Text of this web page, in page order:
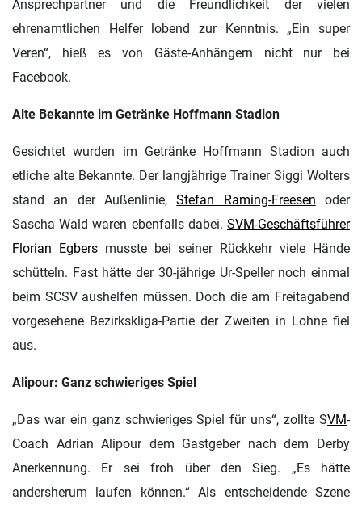
Ansprechpartner und die Freundlichkeit der vielen
ehrenamtlichen Helfer lobend zur Kenntnis. „Ein super
Veren“, hieß es von Gäste-Anhängern nicht nur bei
Facebook.
Alte Bekannte im Getränke Hoffmann Stadion
Gesichtet wurden im Getränke Hoffmann Stadion auch
etliche alte Bekannte. Der langjährige Trainer Siggi Wolters
stand an der Außenlinie,Stefan Raming-Freesen oder
Sascha Wald waren ebenfalls dabei. SVM-Geschäftsführer
Florian Egbers musste bei seiner Rückkehr viele Hände
schütteln. Fast hätte der 30-jährige Ur-Speller noch einmal
beim SCSV aushelfen müssen. Doch die am Freitagabend
vorgesehene Bezirkskliga-Partie der Zweiten in Lohne fiel
aus.
Alipour: Ganz schwieriges Spiel
„Das war ein ganz schwieriges Spiel für uns“, zollte SVM-
Coach Adrian Alipour dem Gastgeber nach dem Derby
Anerkennung. Er sei froh über den Sieg. „Es hätte
andersherum laufen können.“ Als entscheidende Szene